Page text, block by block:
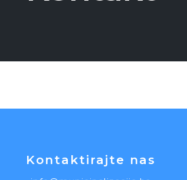
Kontaktirajte nas